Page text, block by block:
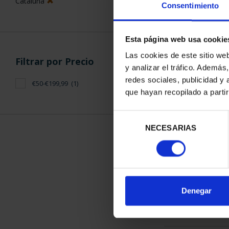
Consentimiento
Esta página web usa
Las cookies de este sitio
y analizar el tráfico.
redes sociales, publicidad y
que hayan recopilado a
consentimiento
NECESARIAS
Denegar
Filtrar por Precio
€50-€199,99 (1)
CIUDADES
ORDENAR POR: